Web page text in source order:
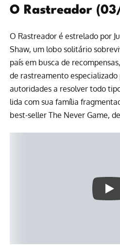
O Rastreador
O Rastreador é estrelado por
Shaw, um lobo solitário
país em busca de
de rastreamento especializado
autoridades a resolver todo
lida com sua família
best-seller The Never Game,